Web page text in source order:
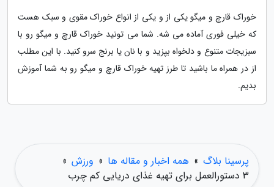
خوراک قارچ و میگو یکی از و یکی از انواع خوراک مقوی و سبک هست
که خیلی فوری آماده می شه. شما می تونید خوراک قارچ و میگو رو با
سبزیجات متنوع و دلخواه بپزید و با نان یا برنج سرو کنید. با این مطلب
از در همراه ما باشید تا طرز تهیه خوراک قارچ و میگو رو به شما آموزش
بدیم.
پرسینا بلاگ » همه اخبار و مقاله ها » ورزش »
3 دستورالعمل برای تهیه غذای دریایی کم چرب